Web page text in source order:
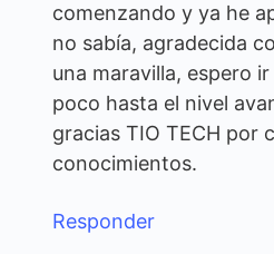
comenzando y ya he
no sabía, agradecida
una maravilla, espero
poco hasta el nivel
gracias TIO TECH por
conocimientos.
Responder